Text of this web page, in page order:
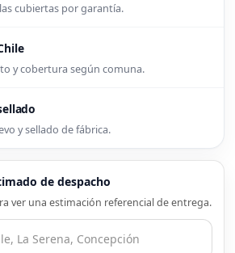
cubiertas por garantía.
y cobertura según comuna.
y sellado de fábrica.
de despacho
ver una estimación referencial de entrega.